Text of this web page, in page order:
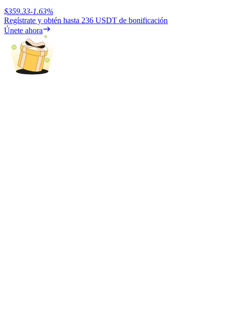
Precious Metals Trading Carnival
Trade Gold & Silver · 33,333 USDT Bonus
$359.33-1.63%
Regístrate y obtén hasta 236 USDT de bonificación
Únete ahora